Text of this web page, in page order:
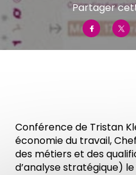
Partager
Conférence de Tristan
économie du travail,
des métiers et des
d’analyse stratégique)